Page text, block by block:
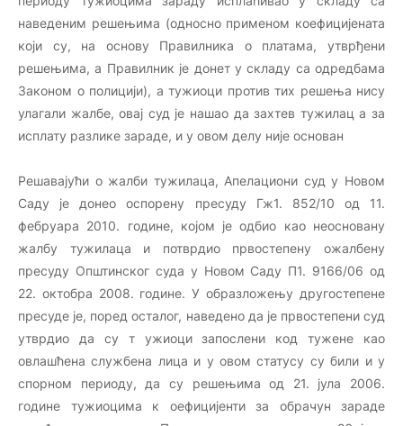
наведеним решењима (односно применом коефицијената
који су, на основу Правилника о платама, утврђени
решењима, а Правилник је донет у складу са одредбама
Законом о полицији), а тужиоци против тих решења нису
улагали жалбе, овај суд је нашао да захтев тужилац а за
исплату разлике зараде, и у овом делу није основан
Решавајући о жалби тужилаца, Апелациони суд у Новом
Саду је донео оспорену пресуду Гж1. 852/10 од 11.
фебруара 2010. године, којом је одбио као неосновану
жалбу тужилаца и потврдио првостепену ожалбену
пресуду Општинског суда у Новом Саду П1. 9166/06 од
22. октобра 2008. године. У образложењу другостепене
пресуде је, поред осталог, наведено да је првостепени суд
утврдио да су т ужиоци запослени код тужене као
овлашћена службена лица и у овом статусу су били и у
спорном периоду, да су решењима од 21. јула 2006.
године тужиоцима к оефицијенти за обрачун зараде